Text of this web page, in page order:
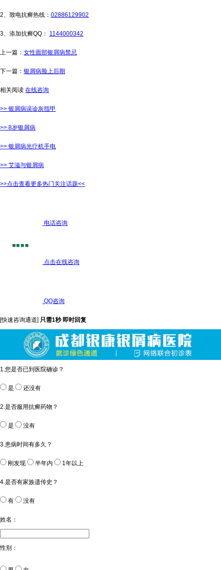
2、致电抗癣热线： 02886129902
3、添加抗癣QQ： 1144000342
上一篇： 女性面部银屑病禁忌
下一篇： 银屑病脸上后期
相关阅读 在线咨询
>> 银屑病误诊灰指甲
>> 8岁银屑病
>> 银屑病光疗机手电
>> 艾滋与银屑病
>>点击查看更多热门关注话题<<
电话咨询
点击在线咨询
QQ咨询
[快速咨询通道] 只需1秒 即时回复
1.您是否已到医院确诊？
是 还没有
2.是否服用抗癣药物？
是 没有
3.患病时间有多久？
刚发现 半年内 1年以上
4.是否有家族遗传史？
有 没有
姓名：
性别：